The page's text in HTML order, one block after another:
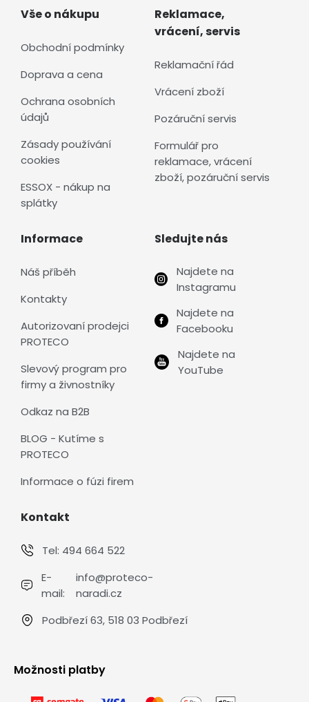
Vše o nákupu
Obchodní podmínky
Doprava a cena
Ochrana osobních
údajů
Zásady používání
cookies
ESSOX - nákup na
splátky
Reklamace,
vrácení, servis
Reklamační řád
Vrácení zboží
Pozáruční servis
Formulář pro
reklamace, vrácení
zboží, pozáruční servis
Informace
Náš příběh
Kontakty
Autorizovaní prodejci
PROTECO
Slevový program pro
firmy a živnostníky
Odkaz na B2B
BLOG - Kutíme s
PROTECO
Informace o fúzi firem
Sledujte nás
Najdete na
Instagramu
Najdete na
Facebooku
Najdete na
YouTube
Kontakt
Tel: 494 664 522
E-
mail:
info@proteco-
naradi.cz
Podbřezí 63, 518 03 Podbřezí
Možnosti platby